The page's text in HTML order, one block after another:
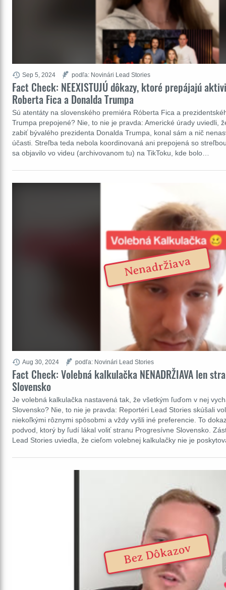
Fact Check: NEEXISTUJÚ dôkazy, ktoré prepájajú
Roberta Fica a Donalda Trumpa
Sú atentáty na slovenského premiéra Róberta Fica a
Trumpa prepojené? Nie, to nie je pravda: Americké úrady uviedli,
zabiť bývalého prezidenta Donalda Trumpa, konal sám a nič
účasti. Streľba teda nebola koordinovaná ani prepojená so
sa objavilo vo videu (archivovanom tu) na TikToku, kde bolo…
Sep 5, 2024 podľa: Novinári Lead Stories
Fact Check: Volebná kalkulačka NENADRŽIAVA len
Slovensko
Je volebná kalkulačka nastavená tak, že všetkým ľuďom v nej
Slovensko? Nie, to nie je pravda: Reportéri Lead Stories skúšali
niekoľkými rôznymi spôsobmi a vždy vyšli iné preferencie. To
podvod, ktorý by ľudí lákal voliť stranu Progresívne Slovensko.
Lead Stories uviedla, že cieľom volebnej kalkulačky nie je
Aug 30, 2024 podľa: Novinári Lead Stories
Nenadržiava
Bez Dôkazov